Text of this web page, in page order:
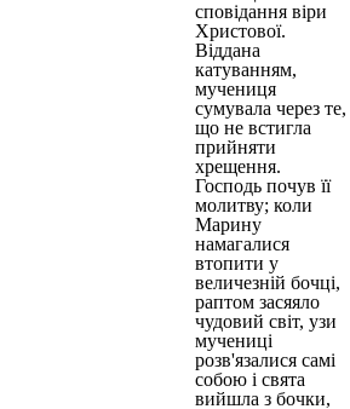
сповідання віри
Христової.
Віддана
катуванням,
мучениця
сумувала через те,
що не встигла
прийняти
хрещення.
Господь почув її
молитву; коли
Марину
намагалися
втопити у
величезній бочці,
раптом засяяло
чудовий світ, узи
мучениці
розв'язалися самі
собою і свята
вийшла з бочки,